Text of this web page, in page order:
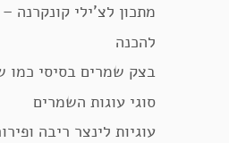
מתכון לצ’ילי קונקרנה
להכנה
בצק שמרים בסיסי כמו
סוגי עוגות השמרים
עוגיות לינצר ריבה